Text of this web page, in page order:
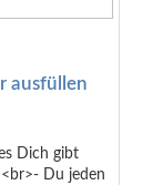
ausfüllen
Dich gibt
Du jeden